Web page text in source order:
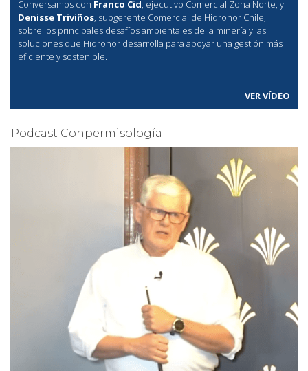
Conversamos con Franco Cid, ejecutivo Comercial Zona Norte, y
Denisse Triviños, subgerente Comercial de Hidronor Chile,
sobre los principales desafíos ambientales de la minería y las
soluciones que Hidronor desarrolla para apoyar una gestión más
eficiente y sostenible.
VER VÍDEO
Podcast Conpermisología